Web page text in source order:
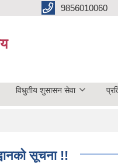
9856010060
विधुतीय शुसासन सेवा
सूचना !!